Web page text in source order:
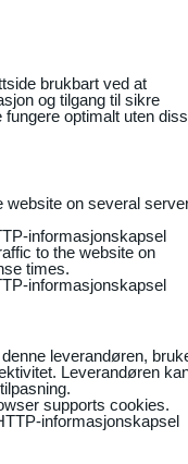
brukbart ved at
og tilgang til sikre
optimalt uten
website on several
informasjonskapsel
to the website on
times.
informasjonskapsel
leverandøren,
Leverandøren
supports cookies.
informasjonskapsel